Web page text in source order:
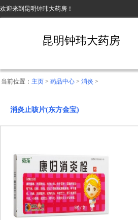
欢迎来到昆明钟玮大药房！
昆明钟玮大药房
当前位置： 主页 > 药品中心 > 消炎 >
消炎止咳片(东方金宝)